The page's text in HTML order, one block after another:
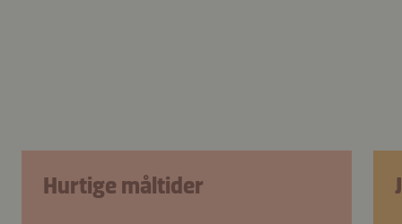
Hurtige måltider